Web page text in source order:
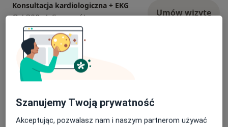
Konsultacja kardiologiczna + EKG
Od 300 zł Szczegóły Umów wizytę
Konsultacja kardiologiczna + ECHO
serca + próba wysiłkowa
Od 600 zł Szczegóły
ECHO serca
Od 300 zł Szczegóły
Szanujemy Twoją prywatność
Akceptując, pozwalasz nam i naszym partnerom używać